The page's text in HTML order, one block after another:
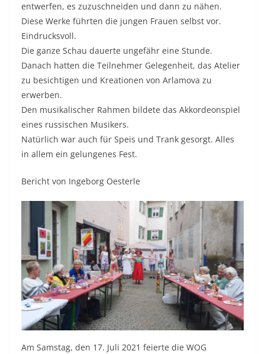
entwerfen, es zuzuschneiden und dann zu nähen.
Diese Werke führten die jungen Frauen selbst vor.
Eindrucksvoll.
Die ganze Schau dauerte ungefähr eine Stunde.
Danach hatten die Teilnehmer Gelegenheit, das Atelier
zu besichtigen und Kreationen von Arlamova zu
erwerben.
Den musikalischer Rahmen bildete das Akkordeonspiel
eines russischen Musikers.
Natürlich war auch für Speis und Trank gesorgt. Alles
in allem ein gelungenes Fest.
Bericht von Ingeborg Oesterle
Am Samstag, den 17. Juli 2021 feierte die WOG